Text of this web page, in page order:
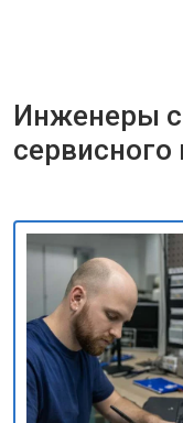
Инженеры
сервисного